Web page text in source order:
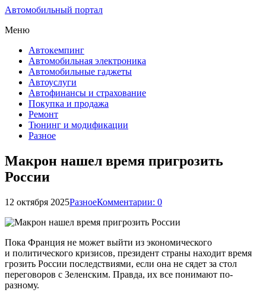
Автомобильный портал
Меню
Автокемпинг
Автомобильная электроника
Автомобильные гаджеты
Автоуслуги
Автофинансы и страхование
Покупка и продажа
Ремонт
Тюнинг и модификации
Разное
Макрон нашел время пригрозить
России
12 октября 2025РазноеКомментарии: 0
Пока Франция не может выйти из экономического
и политического кризисов, президент страны находит время
грозить России последствиями, если она не сядет за стол
переговоров с Зеленским. Правда, их все понимают по-
разному.